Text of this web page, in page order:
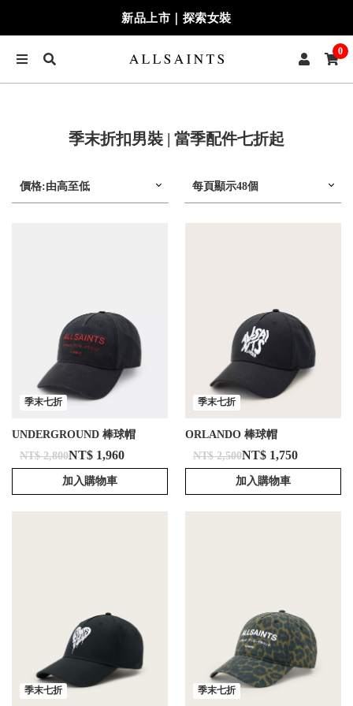
新品上市｜探索女裝
0
季末折扣男裝 | 當季配件七折起
價格:由高至低 每頁顯示48個
季末七折
UNDERGROUND 棒球帽
NT$ 2,800NT$ 1,960
加入購物車
季末七折
ORLANDO 棒球帽
NT$ 2,500NT$ 1,750
加入購物車
季末七折 季末七折